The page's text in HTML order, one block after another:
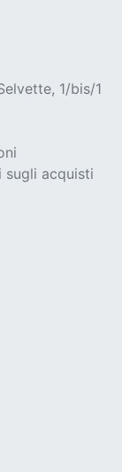
1/bis/1
sugli acquisti